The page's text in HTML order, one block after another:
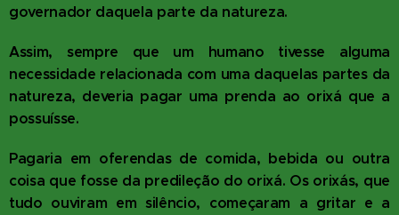
governador daquela parte da natureza.
Assim, sempre que um humano tivesse alguma
necessidade relacionada com uma daquelas partes da
natureza, deveria pagar uma prenda ao orixá que a
possuísse.
Pagaria em oferendas de comida, bebida ou outra
coisa que fosse da predileção do orixá. Os orixás, que
tudo ouviram em silêncio, começaram a gritar e a